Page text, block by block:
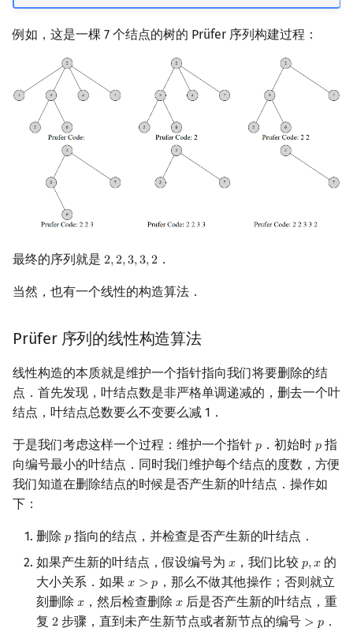
类欧几里德算法
连分数
Stern–Brocot 树与 Farey
二次域
例如，这是一棵 7 个结点的树的 Prüfer 序列构建过程：
最终的序列就是 2,2,3,3,2
2,2,3,3,2 ．
当然，也有一个线性的构造算法．
Prüfer 序列的线性构造算法
线性构造的本质就是维护一个指针指向我们将要删除的结
点．首先发现，叶结点数是非严格单调递减的，删去一个叶
结点，叶结点总数要么不变要么减 1．
于是我们考虑这样一个过程：维护一个指针 𝑝
p ．初始时𝑝
p 指
向编号最小的叶结点．同时我们维护每个结点的度数，方便
我们知道在删除结点的时候是否产生新的叶结点．操作如
下：
删除 𝑝
p 指向的结点，并检查是否产生新的叶结点．
如果产生新的叶结点，假设编号为 𝑥
x ，我们比较𝑝,𝑥
p,x 的
大小关系．如果 𝑥 > 𝑝
x>p
，那么不做其他操作；否则就立
刻删除 𝑥
x ，然后检查删除𝑥
x 后是否产生新的叶结点，重
复 2 步骤，直到未产生新节点或者新节点的编号 >p ．